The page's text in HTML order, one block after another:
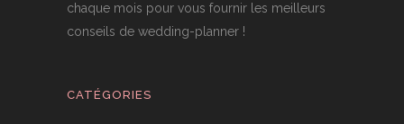
chaque mois pour vous fournir les meilleurs
conseils de wedding-planner !
CATÉGORIES